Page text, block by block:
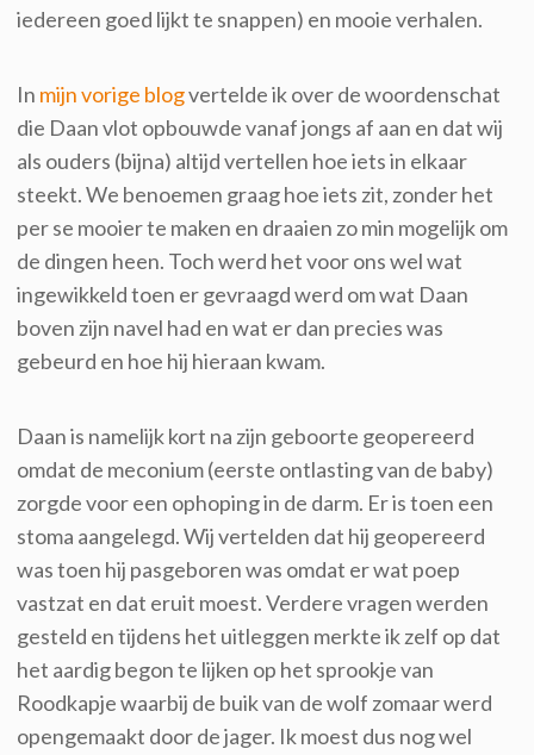
iedereen goed lijkt te snappen) en mooie verhalen.
In mijn vorige blogvertelde ik over de woordenschat
die Daan vlot opbouwde vanaf jongs af aan en dat wij
als ouders (bijna) altijd vertellen hoe iets in elkaar
steekt. We benoemen graag hoe iets zit, zonder het
per se mooier te maken en draaien zo min mogelijk om
de dingen heen. Toch werd het voor ons wel wat
ingewikkeld toen er gevraagd werd om wat Daan
boven zijn navel had en wat er dan precies was
gebeurd en hoe hij hieraan kwam.
Daan is namelijk kort na zijn geboorte geopereerd
omdat de meconium (eerste ontlasting van de baby)
zorgde voor een ophoping in de darm. Er is toen een
stoma aangelegd. Wij vertelden dat hij geopereerd
was toen hij pasgeboren was omdat er wat poep
vastzat en dat eruit moest. Verdere vragen werden
gesteld en tijdens het uitleggen merkte ik zelf op dat
het aardig begon te lijken op het sprookje van
Roodkapje waarbij de buik van de wolf zomaar werd
opengemaakt door de jager. Ik moest dus nog wel